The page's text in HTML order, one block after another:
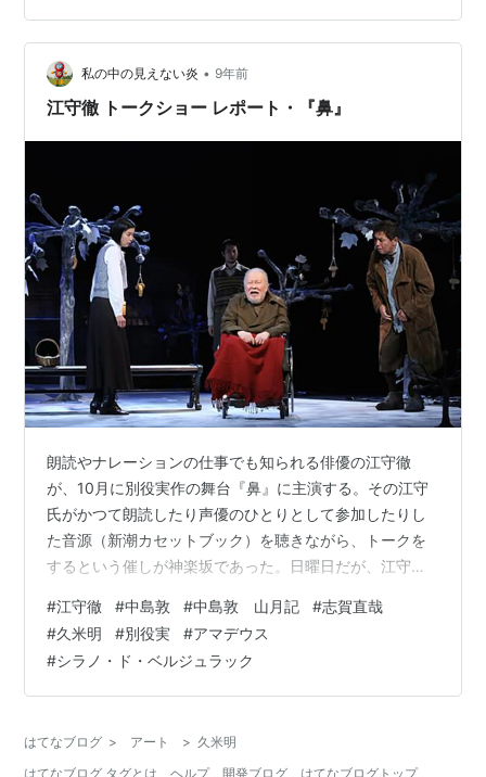
聞 岡江久美子さん、新型コロナ肺炎で死去 63歳 「はな
まるマーケット」司会、女優 - 毎日新聞 女優の岡江久美
子さん死去、６３歳 新型コロナ肺炎で：時事ドットコム
俳優の岡江…
私の中の見えない炎 • 9年前
江守徹 トークショー レポート・『鼻』
朗読やナレーションの仕事でも知られる俳優の江守徹
が、10月に別役実作の舞台『鼻』に主演する。その江守
氏がかつて朗読したり声優のひとりとして参加したりし
た音源（新潮カセットブック）を聴きながら、トークを
するという催しが神楽坂であった。日曜日だが、江守氏
は新潮社の森重良太氏が務める。
#江守徹 #中島敦 #中島敦 山月記 #志賀直哉
#久米明 #別役実 #アマデウス
#シラノ・ド・ベルジュラック
はてなブログ > アート > 久米明
はてなブログ タグとは
ヘルプ 開発ブログ はてなブログトップ